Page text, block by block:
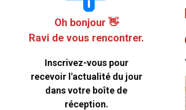
Oh bonjour 👋
Ravi de vous rencontrer.
Inscrivez-vous pour
recevoir l'actualité du jour
dans votre boîte de
réception.